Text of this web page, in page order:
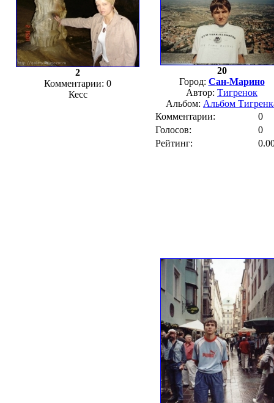
2
Комментарии: 0
Кесс
20
Город: Сан-Марино
Автор: Тигренок
Альбом: Альбом
Комментарии:
0
Голосов:
0
Рейтинг: